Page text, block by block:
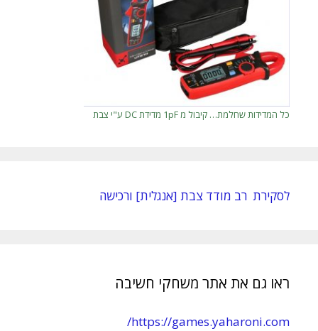
כל המדידות שחלמת… קיבול מ 1pF מדידת DC ע"י צבת
לסקירת רב מודד צבת [אנגלית] ורכישה
ראו גם את אתר משחקי חשיבה
https://games.yaharoni.com/